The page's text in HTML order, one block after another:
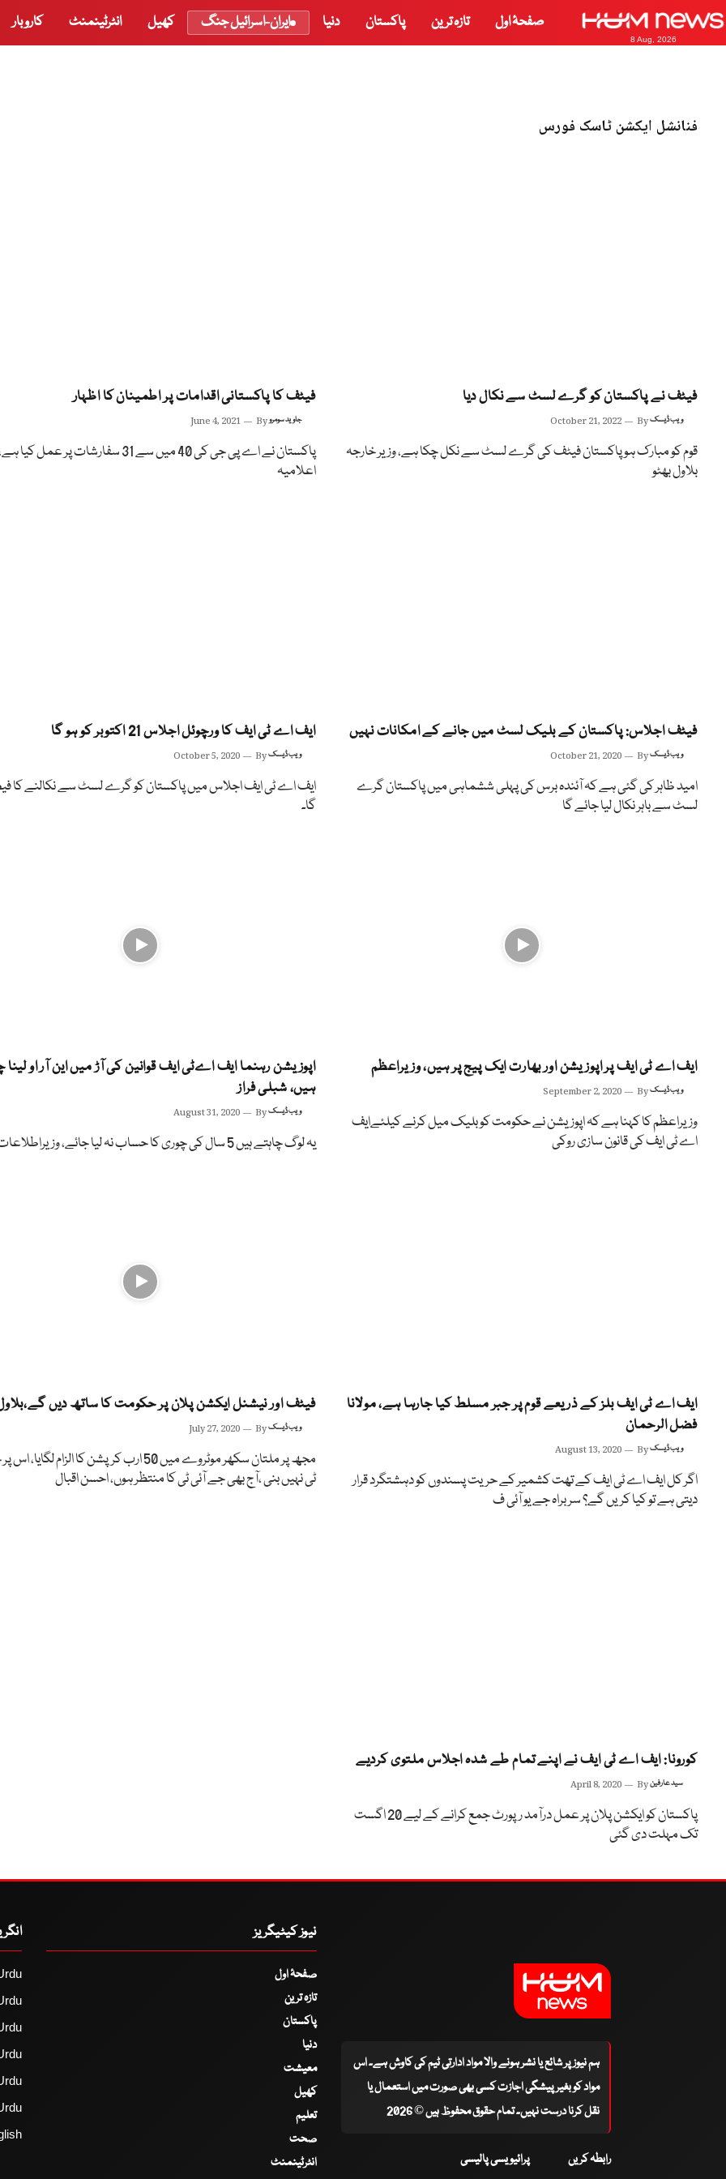
8 Aug, 2026
صفحۂ اول تازہ ترین پاکستان دنیا ایران-اسرائیل جنگ کھیل انٹرٹینمنٹ کاروبار
فنانشل ایکشن ٹاسک فورس
فیٹف نے پاکستان کو گرے لسٹ سے نکال دیا
October 21, 2022 Byویب ڈیسک
قوم کو مبارک ہو پاکستان فیٹف کی گرے لسٹ سے نکل چکا ہے، وزیر خارجہ
بلاول بھٹو
فیٹف کا پاکستانی اقدامات پر اطمینان کا اظہار
June 4, 2021 Byجاوید سومرو
پاکستان نے اے پی جی کی 40 میں سے 31 سفارشات پر عمل کیا
اعلامیہ
فیٹف اجلاس: پاکستان کے بلیک لسٹ میں جانے کے امکانات نہیں
October 21, 2020 Byویب ڈیسک
امید ظاہر کی گئی ہے کہ آئندہ برس کی پہلی ششماہی میں پاکستان گرے
لسٹ سے باہر نکال لیا جائے گا
ایف اے ٹی ایف کا ورچوئل اجلاس 21 اکتوبر کو ہو گا
October 5, 2020 Byویب ڈیسک
ایف اے ٹی ایف اجلاس میں پاکستان کو گرے لسٹ سے نکالنے کا
گا۔
ایف اے ٹی ایف پر اپوزیشن اور بھارت ایک پیج پر ہیں، وزیراعظم
September 2, 2020 Byویب ڈیسک
وزیراعظم کا کہنا ہے کہ اپوزیشن نے حکومت کو بلیک میل کرنے کیلئےایف
اے ٹی ایف کی قانون سازی روکی
اپوزیشن رہنما ایف اےٹی ایف قوانین کی آڑ میں این آر او
ہیں، شبلی فراز
August 31, 2020 Byویب ڈیسک
یہ لوگ چاہتے ہیں 5 سال کی چوری کا حساب نہ لیا جائے، وزیراطلاعات
ایف اے ٹی ایف بلز کے ذریعے قوم پر جبر مسلط کیا جارہا ہے، مولانا
فضل الرحمان
August 13, 2020 Byویب ڈیسک
اگر کل ایف اے ٹی ایف کے تھت کشمیر کے حریت پسندوں کو دہشتگرد قرار
دیتی ہے تو کیا کریں گے؟ سربراہ جے یو آئی ف
فیٹف اور نیشنل ایکشن پلان پر حکومت کا ساتھ دیں
July 27, 2020 Byویب ڈیسک
مجھ پر ملتان سکھر موٹروے میں 50 ارب کرپشن کا الزام
ٹی نہیں بنی ،آج بھی جے آئی ٹی کا منتظر ہوں، احسن اقبال
کورونا: ایف اے ٹی ایف نے اپنے تمام طے شدہ اجلاس ملتوی کردیے
April 8, 2020 Byسید عارفین
پاکستان کو ایکشن پلان پر عمل درآمد رپورٹ جمع کرانے کے لیے 20 اگست
تک مہلت دی گئی
ہم نیوز پر شائع یا نشر ہونے والا مواد ادارتی ٹیم کی کاوش ہے۔ اس
مواد کو بغیر پیشگی اجازت کسی بھی صورت میں استعمال یا
نقل کرنا درست نہیں۔ تمام حقوق محفوظ ہیں © 2026
رابطہ کریں پرائیویسی پالیسی
نیوز کیٹیگریز
صفحۂ اول
تازہ ترین
پاکستان
دنیا
معیشت
کھیل
تعلیم
صحت
انٹرٹینمنٹ